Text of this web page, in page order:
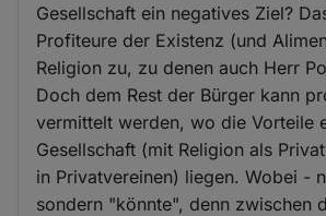
Gesellschaft ein negatives Ziel?
Profiteure der Existenz (und
Religion zu, zu denen auch Herr
Doch dem Rest der Bürger kann
vermittelt werden, wo die Vorteile
Gesellschaft (mit Religion als
in Privatvereinen) liegen. Wobei -
sondern "könnte", denn zwischen